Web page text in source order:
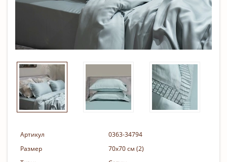
Артикул
0363-34794
Размер
70х70 см (2)